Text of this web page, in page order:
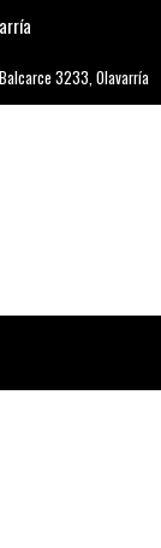
Balcarce 3233, Olavarría